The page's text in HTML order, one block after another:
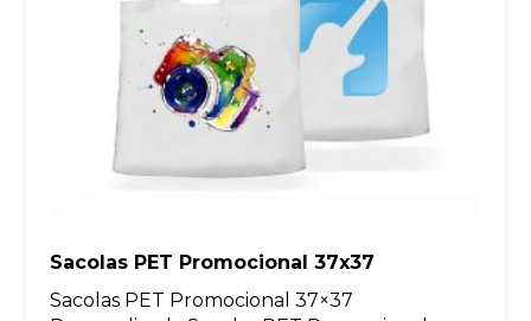
Sacolas PET Promocional 37x37
Sacolas PET Promocional 37×37